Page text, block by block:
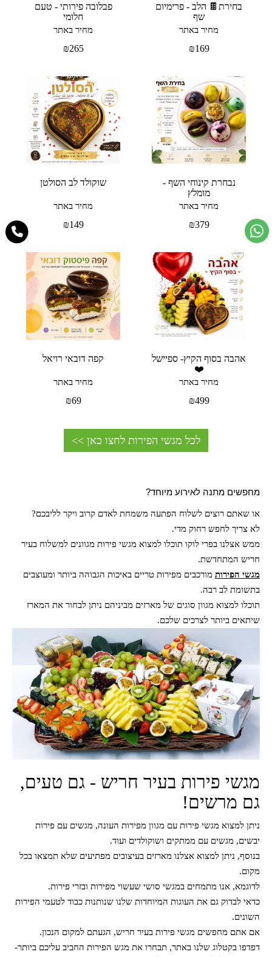
בחירת🍫 הלב - פרימיום
שף
מחיר באתר
₪169
פבלובה פירותי - טעם
חלומי
מחיר באתר
₪265
נבחרת קינוחי השף -
מומלץ
מחיר באתר
₪379
שוקולד לב הסולטן
מחיר באתר
₪149
אהבה בסוף הקיץ- ספיישל
❤️
מחיר באתר
₪499
קפה דובאי רויאל
מחיר באתר
₪69
לכל מגשי הפירות לחצו כאן >>
מחפשים מתנה לאירוע מיוחד?
או שאתם רוצים לשלוח הפתעה משמחת לאדם קרוב ויקר לליבכם?
לא צריך לחפש רחוק מדי.
ממש אצלנו בפרי לוקו תוכלו למצוא מגשי פירות מגוונים למשלוח בעיר
חריש המתחדשת.
מגשי הפירות מורכבים מפירות טריים באיכות הגבוהה ביותר ומעוצבים
בתשומת לב רבה.
תוכלו למצוא מגוון סוגים של מארזים מביניהם ניתן לבחור את המארז
שיתאים ביותר לצרכים שלכם.
מגשי פירות בעיר חריש - גם טעים,
גם מרשים!
ניתן למצוא מגשי פירות עם מגוון מפירות העונה, מגשים עם פירות
יבשים, מגשים עם ממתקים ושוקולדים ועוד.
בנוסף, ניתן למצוא אצלנו מארזים בעיצובים מפתיעים שלא תמצאו בכל
מקום.
לדוגמא, אנו מתמחים במגשי סושי שעשוי מפירות ובזרי פירות.
כדאי לבדוק גם את העוגות המיוחדות שלנו שנותנות כבוד לטעמי הפירות
השונים.
אם אתם מחפשים מגשי פירות בעיר חריש, הגעתם למקום הנכון.
דפדפו בקטלוג שלנו באתר, תבחרו את מגש הפירות החביב עליכם ביותר-